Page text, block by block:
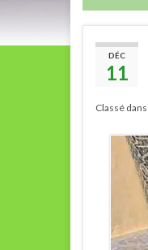
DÉC
11
Classé dans